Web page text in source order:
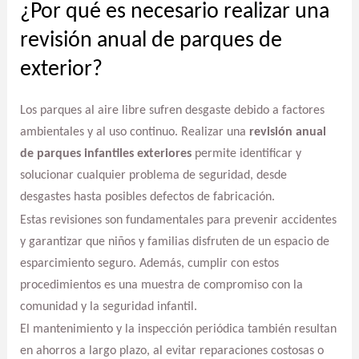
¿Por qué es necesario realizar una
revisión anual de parques de
exterior?
Los parques al aire libre sufren desgaste debido a factores
ambientales y al uso continuo. Realizar una revisión anual
de parques infantiles exteriorespermite identificar y
solucionar cualquier problema de seguridad, desde
desgastes hasta posibles defectos de fabricación.
Estas revisiones son fundamentales para prevenir accidentes
y garantizar que niños y familias disfruten de un espacio de
esparcimiento seguro. Además, cumplir con estos
procedimientos es una muestra de compromiso con la
comunidad y la seguridad infantil.
El mantenimiento y la inspección periódica también resultan
en ahorros a largo plazo, al evitar reparaciones costosas o